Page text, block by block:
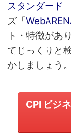
スタンダード
ズ「
ト・特徴があ
てじっくりと
かしましょう。
CPI ビジ